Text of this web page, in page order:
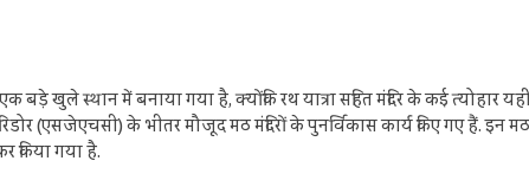
बड़े खुले स्थान में बनाया गया है, क्योंकि रथ यात्रा सहित मंदिर के कई त्योहार
(एसजेएचसी) के भीतर मौजूद मठ मंदिरों के पुनर्विकास कार्य किए गए हैं. इन मठ
किया गया है.